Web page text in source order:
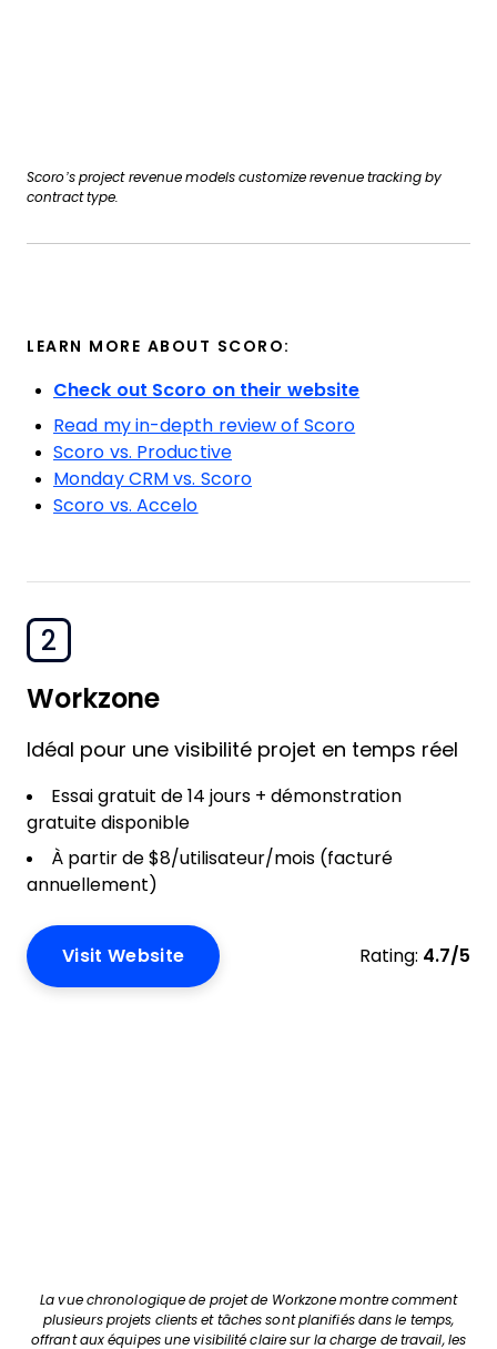
Scoro’s project revenue models customize revenue tracking by
contract type.
LEARN MORE ABOUT SCORO:
Check out Scoro on their website
Read my in-depth review of Scoro
Scoro vs. Productive
Monday CRM vs. Scoro
Scoro vs. Accelo
2
Workzone
Idéal pour une visibilité projet en temps réel
Essai gratuit de 14 jours + démonstration
gratuite disponible
À partir de $8/utilisateur/mois (facturé
annuellement)
Visit Website Rating: 4.7/5
La vue chronologique de projet de Workzone montre comment
plusieurs projets clients et tâches sont planifiés dans le temps,
offrant aux équipes une visibilité claire sur la charge de travail, les